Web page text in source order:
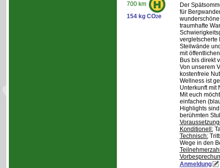
700 km
154 kg CO2e
Der
für
traumhafte
vergletscherte
Steilwände
mit
Bus bis direkt
Von unserem
kostenfreie
Wellness ist
Unterkunft mit
Mit euch
einfachen
Highlights
berühmten
Konditionell:
Technisch:
Wege in den
Anmeldung